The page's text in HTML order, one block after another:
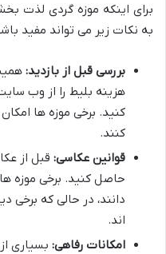
برای اینکه موزه گردی لذت
به نکات زیر می تواند مفید
بررسی قبل از بازدید:
هزینه بلیط را از وب
کنید. برخی موزه ها
کنند.
قوانین عکاسی: قبل از
حاصل کنید. برخی موزه
دانند، در حالی که برخی
اند.
امکانات رفاهی: بسیاری